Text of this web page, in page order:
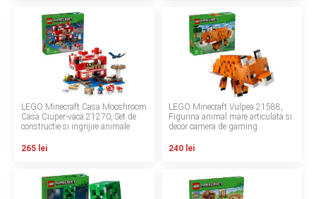
BALANSOARE COPII
BABY MONITORS
HRANIRE SI DIVERSIFICARE
CASA SI CURATENIE
LEGO Minecraft Casa Mooshroom
Casa Ciuper-vaca 21270, Set de
constructie si ingrijire animale
265 lei
LEGO Minecraft Vulpea 21588,
Figurina animal mare articulata si
decor camera de gaming
240 lei